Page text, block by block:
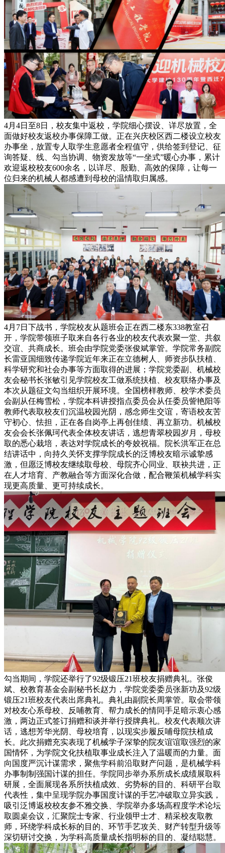
4月4日至8日，校友集中返校，学院细心摆设、详尽放置，全
面做好校友返校办事保障工做。正在兴庆校区西二楼设立校友
办事坐，放置专人取学生意愿者全程值守，供给签到登记、征
询答疑、线、勾当协调、物资发放等“一坐式”暖心办事，累计
欢迎返校校友600余名，以详尽、殷勤、高效的保障，让每一
位归来的机械人都感遭到母校的温情取归属感。
4月7日下战书，学院校友从题班会正在西二楼东338教室召
开，学院带领班子取来自各行各业的校友代表欢聚一堂、共叙
交谊、共商成长。班会由学院党委张俊斌掌管。学院常务副院
长雷亚国细致传递学院近年来正在立德树人、师资步队扶植、
科学研究和社会办事等方面取得的进展；学院党委副、机械校
友会秘书长张敏引见学院校友工做系统扶植、校友联络办事及
本次从题征文勾当组织开展环境。全国榜样教师、校学术委员
会副从任梅雪松，学院本科讲授指点委员会从任委员訾艳阳等
教师代表取校友们沉温校园光阴，感念师生交谊，寄语校友苦
守初心、怯担，正在各自岗亭上再创佳绩、再立新功。机械校
友会会长张佩珂代表全体校友讲话，逃想青翠校园岁月，母校
取的悉心栽培，表达对学院成长的夸姣祝福。院长洪军正在总
结讲话中，向持久关怀支撑学院成长的泛博校友暗示诚挚感
激，但愿泛博校友继续取母校、母院齐心同业、联袂共进，正
在人才培育、产教融合等方面深化合做，配合鞭策机械学科实
现更高质量、更可持续成长。
勾当期间，学院还举行了92级锻压21班校友捐赠典礼。张俊
斌、校教育基金会副秘书长赵力，学院党委委员张新功及92级
锻压21班校友代表出席典礼。典礼由副院长周掌管。取会带领
对校友心系母校、反哺教育、帮力成长的情同手足暗示衷心感
激，两边正式签订捐赠和谈并举行授牌典礼。校友代表顺次讲
话，逃想芳华光阴、母校培育，以现实步履反哺母院扶植成
长。此次捐赠充实表现了机械学子深挚的院友谊谊取强烈的家
国情怀，为学院文化扶植取事业成长注入了温暖而的力量。面
向国度严沉计谋需求，聚焦学科前沿取财产问题，是机械学科
办事制制强国计谋的担任。学院同步举办系所成长成绩展取科
研展，全面展现各系所扶植成效、劣势标的目的、科研平台取
代表性，集中呈现学院办事国度计谋的手艺冲破取立异实践，
吸引泛博返校校友参不雅交换、学院举办多场高程度学术论坛
取圆桌会议，汇聚院士专家、行业领甲士才、精采校友取教
师，环绕学科成长标的目的、环节手艺攻关、财产转型升级等
深切研讨交换，为学科高质量成长指明标的目的、凝结聪慧。